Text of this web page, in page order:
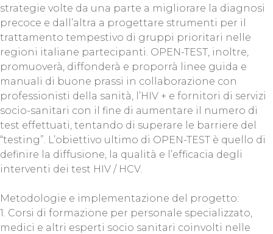
strategie volte da una parte a migliorare la diagnosi
precoce e dall’altra a progettare strumenti per il
trattamento tempestivo di gruppi prioritari nelle
regioni italiane partecipanti. OPEN-TEST, inoltre,
promuoverà, diffonderà e proporrà linee guida e
manuali di buone prassi in collaborazione con
professionisti della sanità, l’HIV + e fornitori di servizi
socio-sanitari con il fine di aumentare il numero di
test effettuati, tentando di superare le barriere del
“testing”. L’obiettivo ultimo di OPEN-TEST è quello di
definire la diffusione, la qualità e l’efficacia degli
interventi dei test HIV / HCV.
Metodologie e implementazione del progetto:
1. Corsi di formazione per personale specializzato,
medici e altri esperti socio sanitari coinvolti nelle